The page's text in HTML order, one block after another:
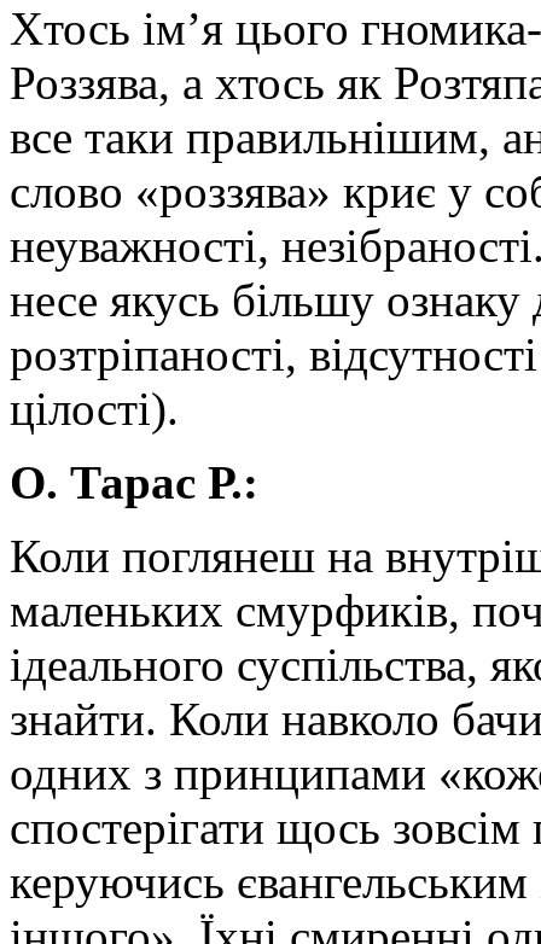
Хтось ім’я цього
Роззява, а хтось як
все таки правильнішим,
слово «роззява» криє у
неуважності,
несе якусь більшу ознаку
розтріпаності,
цілості).
О. Тарас Р.:
Коли поглянеш на
маленьких смурфиків,
ідеального суспільства,
знайти. Коли навколо
одних з принципами
спостерігати щось
керуючись